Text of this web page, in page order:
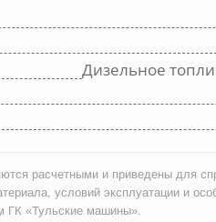
Дизельное
расчетными и приведены для
условий эксплуатации и
ГК «Тульские машины».